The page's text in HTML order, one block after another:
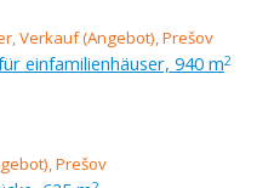
einfamilienhäuser, 940 m2